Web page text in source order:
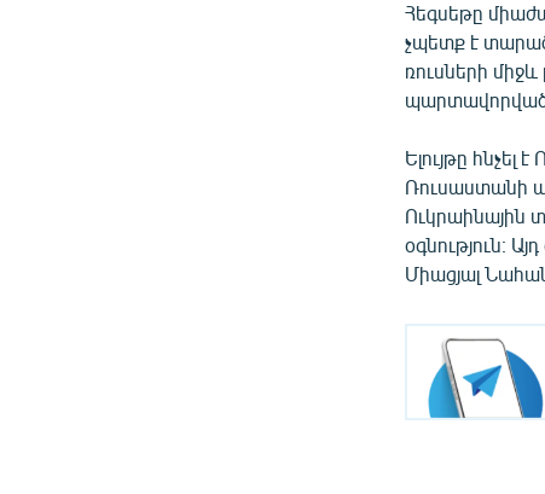
Հեգսեթը
չպետք է
ռուսների
պարտավորված
Ելույթը
Ռուսաստանի
Ուկրաինային
օգնություն։
Միացյալ